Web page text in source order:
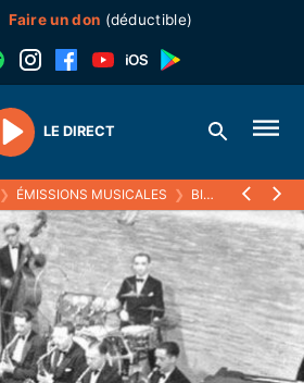
Faire un don (déductible)
Play
LE DIRECT
❯ ÉMISSIONS MUSICALES ❯ BIG BAND